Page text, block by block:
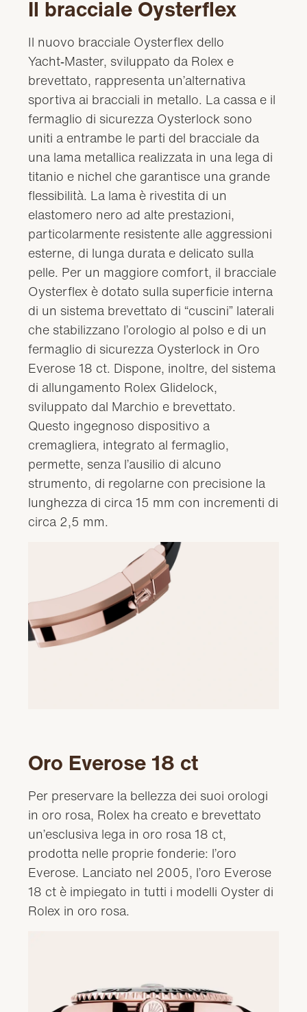
Il bracciale Oysterflex
Il nuovo bracciale Oysterflex dello
Yacht‑Master, sviluppato da Rolex e
brevettato, rappresenta un’alternativa
sportiva ai bracciali in metallo. La cassa e il
fermaglio di sicurezza Oysterlock sono
uniti a entrambe le parti del bracciale da
una lama metallica realizzata in una lega di
titanio e nichel che garantisce una grande
flessibilità. La lama è rivestita di un
elastomero nero ad alte prestazioni,
particolarmente resistente alle aggressioni
esterne, di lunga durata e delicato sulla
pelle. Per un maggiore comfort, il bracciale
Oysterflex è dotato sulla superficie interna
di un sistema brevettato di “cuscini” laterali
che stabilizzano l’orologio al polso e di un
fermaglio di sicurezza Oysterlock in Oro
Everose 18 ct. Dispone, inoltre, del sistema
di allungamento Rolex Glidelock,
sviluppato dal Marchio e brevettato.
Questo ingegnoso dispositivo a
cremagliera, integrato al fermaglio,
permette, senza l’ausilio di alcuno
strumento, di regolarne con precisione la
lunghezza di circa 15 mm con incrementi di
circa 2,5 mm.
Oro Everose 18 ct
Per preservare la bellezza dei suoi orologi
in oro rosa, Rolex ha creato e brevettato
un’esclusiva lega in oro rosa 18 ct,
prodotta nelle proprie fonderie: l’oro
Everose. Lanciato nel 2005, l’oro Everose
18 ct è impiegato in tutti i modelli Oyster di
Rolex in oro rosa.